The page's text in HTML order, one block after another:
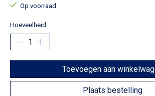
Op voorraad
Hoeveelheid:
Toevoegen aan
Plaats bestelling